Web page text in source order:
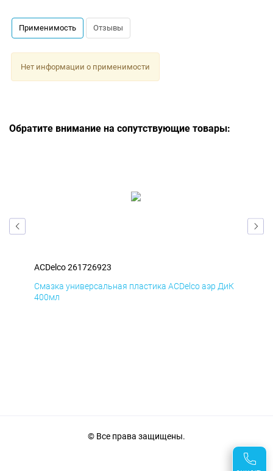
Применимость Отзывы
Нет информации о применимости
Обратите внимание на сопутствующие товары:
ACDelco 261726923
Смазка универсальная пластика ACDelco аэр ДиК
400мл
© Все права защищены.